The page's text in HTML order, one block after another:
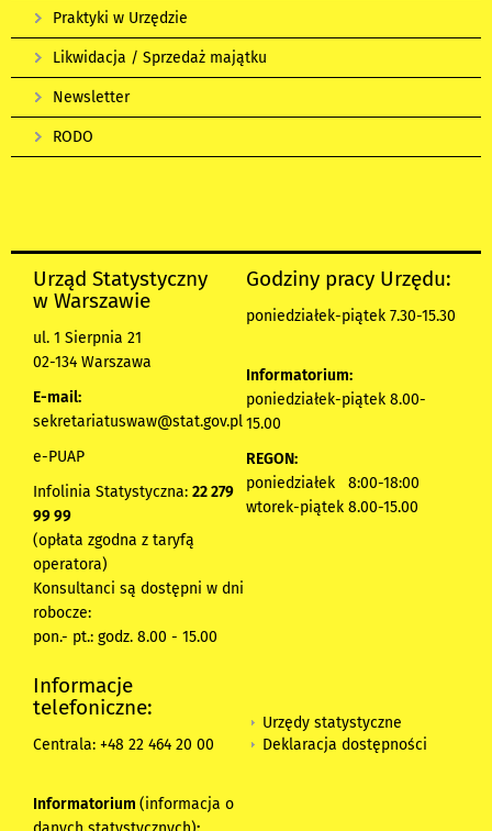
Praktyki w Urzędzie
Likwidacja / Sprzedaż majątku
Newsletter
RODO
Urząd Statystyczny
w Warszawie
ul. 1 Sierpnia 21
02-134 Warszawa
E-mail:
sekretariatuswaw@stat.gov.pl
e-PUAP
Infolinia Statystyczna: 22 279
99 99
(opłata zgodna z taryfą
operatora)
Konsultanci są dostępni w dni
robocze:
pon.- pt.: godz. 8.00 - 15.00
Godziny pracy Urzędu:
poniedziałek-piątek 7.30-15.30
Informatorium:
poniedziałek-piątek 8.00-
15.00
REGON:
poniedziałek 8:00-18:00
wtorek-piątek 8.00-15.00
Informacje
telefoniczne:
Centrala: +48 22 464 20 00
Informatorium (informacja o
Urzędy statystyczne
Deklaracja dostępności